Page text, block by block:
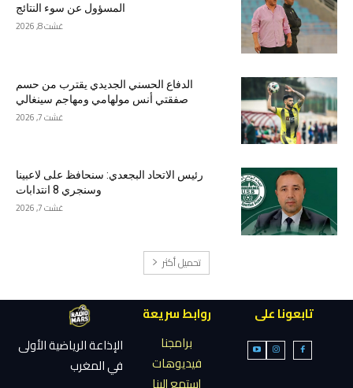
المسؤول عن سوء النتائج
غشت 8, 2026
الدفاع الحسني الجديدي يقترب من حسم
صفقتي أنس مولهامي ومهاجم سينغالي
غشت 7, 2026
رئيس الاتحاد البجعدي: سنحافظ على لاعبينا
وسنجري 8 انتدابات
غشت 7, 2026
تحميل أكثر
تابعونا على
روابط سريعة
برامجنا
فيديوهات
الإذاعة الرياضية الأولى
في المغرب